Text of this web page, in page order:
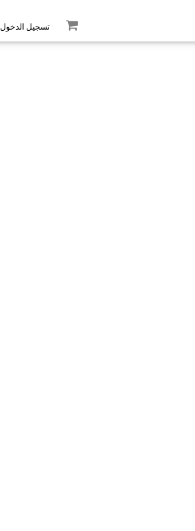
تسجيل الدخول